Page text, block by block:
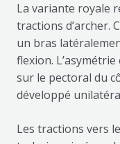
La variante royale
tractions d’archer.
un bras
flexion.
sur le pectoral du
développé
Les tractions vers